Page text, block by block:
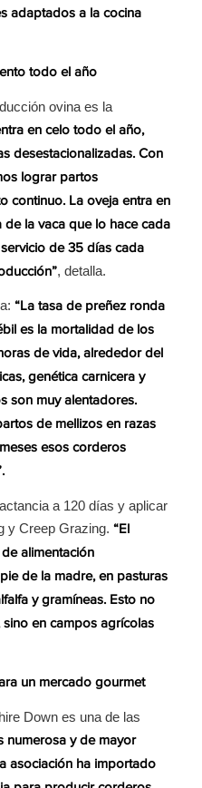
adaptados a la cocina
todo el año
ovina es la
en celo todo el año,
desestacionalizadas. Con
lograr partos
continuo. La oveja entra en
de la vaca que lo hace cada
de 35 días cada
, detalla.
“La tasa de preñez ronda
es la mortalidad de los
de vida, alrededor del
genética carnicera y
son muy alentadores.
de mellizos en razas
esos corderos
a 120 días y aplicar
y Creep Grazing. “El
alimentación
de la madre, en pasturas
y gramíneas. Esto no
en campos agrícolas
un mercado gourmet
Down es una de las
numerosa y de mayor
asociación ha importado